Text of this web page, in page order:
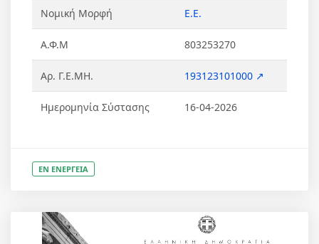
Νομική Μορφή Ε.Ε.
Α.Φ.Μ 803253270
Αρ. Γ.Ε.ΜΗ. 193123101000 ↗
Ημερομηνία Σύστασης 16-04-2026
ΕΝ ΕΝΕΡΓΕΙΑ